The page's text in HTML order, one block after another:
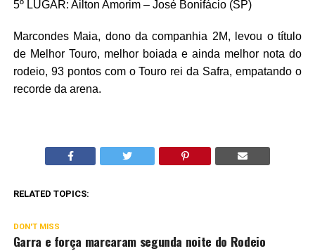
5º LUGAR: Ailton Amorim – José Bonifácio (SP)
Marcondes Maia, dono da companhia 2M, levou o título
de Melhor Touro, melhor boiada e ainda melhor nota do
rodeio, 93 pontos com o Touro rei da Safra, empatando o
recorde da arena.
RELATED TOPICS:
DON'T MISS
Garra e força marcaram segunda noite do Rodeio